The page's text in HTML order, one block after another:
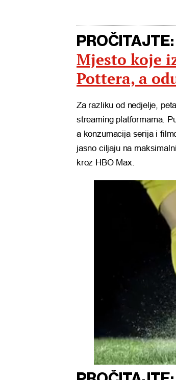
PROČITAJTE:
Mjesto koje
Pottera, a
Za razliku od nedjelje,
streaming platformama.
a konzumacija serija i
jasno ciljaju na
kroz HBO Max.